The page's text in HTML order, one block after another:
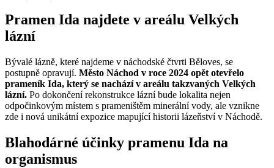
Pramen Ida najdete v areálu Velkých
lázní
Bývalé lázně, které najdeme v náchodské čtvrti Běloves, se
postupně opravují. Město Náchod v roce 2024 opět otevřelo
prameník Ida, který se nachází v areálu takzvaných Velkých
lázní. Po dokončení rekonstrukce lázní bude lokalita nejen
odpočinkovým místem s prameništěm minerální vody, ale vznikne
zde i nová unikátní expozice mapující historii lázeňství v Náchodě.
Blahodárné účinky pramenu Ida na
organismus